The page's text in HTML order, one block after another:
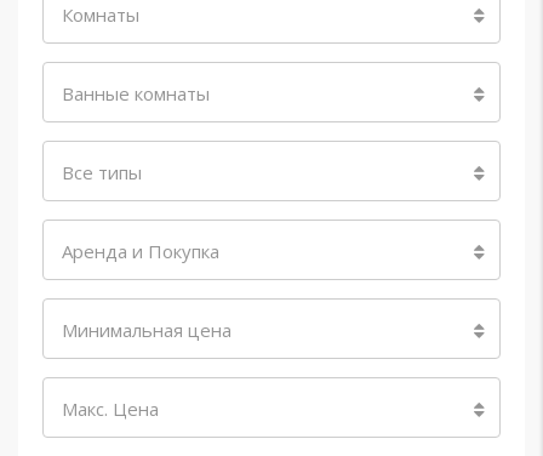
Комнаты
Ванные комнаты
Все типы
Аренда и Покупка
Минимальная цена
Макс. Цена